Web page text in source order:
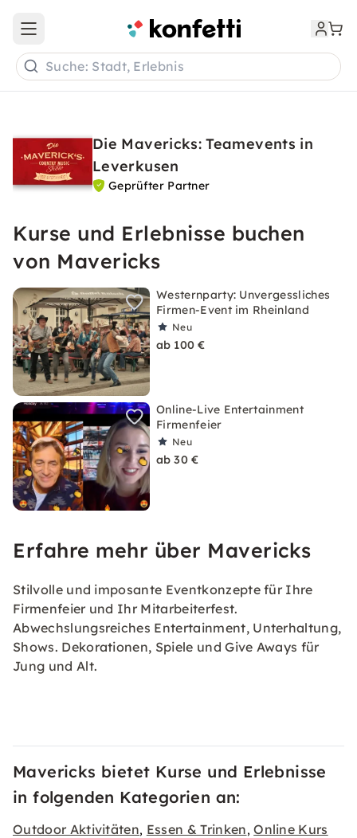
Open main menu
Suche: Stadt, Erlebnis
Die Mavericks: Teamevents in
Leverkusen
Geprüfter Partner
Kurse und Erlebnisse buchen
von Mavericks
Westernparty: Unvergessliches
Firmen-Event im Rheinland
Neu
ab 100 €
Online-Live Entertainment
Firmenfeier
Neu
ab 30 €
Erfahre mehr über Mavericks
Stilvolle und imposante Eventkonzepte für Ihre
Firmenfeier und Ihr Mitarbeiterfest.
Abwechslungsreiches Entertainment, Unterhaltung,
Shows. Dekorationen, Spiele und Give Aways für
Jung und Alt.
Mavericks bietet Kurse und Erlebnisse
in folgenden Kategorien an:
Outdoor Aktivitäten, Essen & Trinken,Online Kurs